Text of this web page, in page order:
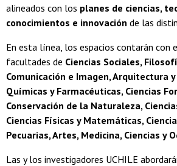
alineados con los planes de ciencias,
conocimientos e innovación de las
En esta línea, los espacios contarán con
facultades de Ciencias Sociales,
Comunicación e Imagen, Arquitectura
Químicas y Farmacéuticas, Ciencias
Conservación de la Naturaleza,
Ciencias Físicas y Matemáticas,
Pecuarias, Artes, Medicina, Ciencias y
Las y los investigadores UCHILE